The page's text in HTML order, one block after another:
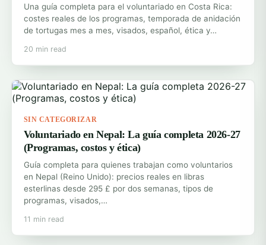
Una guía completa para el voluntariado en Costa Rica:
costes reales de los programas, temporada de anidación
de tortugas mes a mes, visados, español, ética y…
20 min read
SIN CATEGORIZAR
Voluntariado en Nepal: La guía completa 2026-27
(Programas, costos y ética)
Guía completa para quienes trabajan como voluntarios
en Nepal (Reino Unido): precios reales en libras
esterlinas desde 295 £ por dos semanas, tipos de
programas, visados,…
11 min read